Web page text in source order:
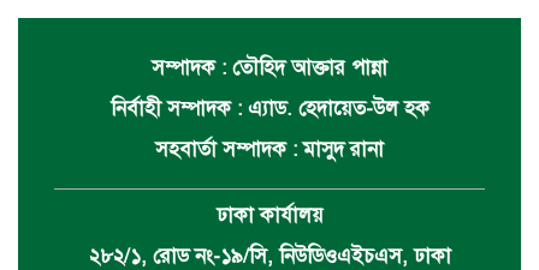
সম্পাদক : তৌহিদ আক্তার পান্না
নির্বাহী সম্পাদক : এ্যাড. হেদায়েত-উল হক
সহবার্তা সম্পাদক : মাসুদ রানা
ঢাকা কার্যালয়
২৮২/১, রোড নং-১৯/সি, নিউডিওএইচএস, ঢাকা